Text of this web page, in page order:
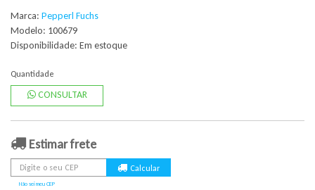
Marca: Pepperl Fuchs
Modelo: 100679
Disponibilidade: Em estoque
Quantidade
CONSULTAR
Estimar frete
Não sei meu CEP